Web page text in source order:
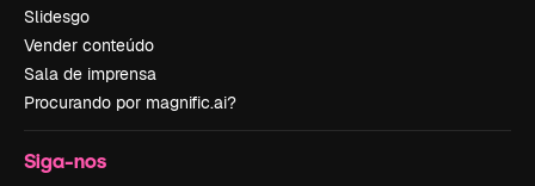
Slidesgo
Vender conteúdo
Sala de imprensa
Procurando por magnific.ai?
Siga-nos